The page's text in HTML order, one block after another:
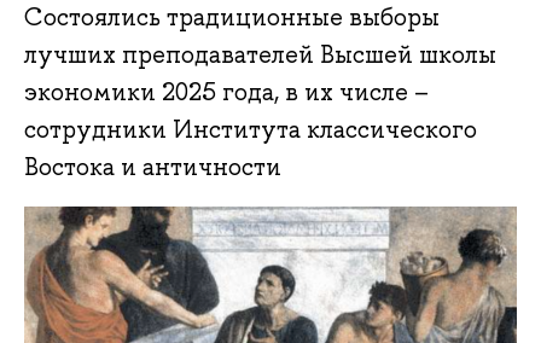
Состоялись традиционные выборы
лучших преподавателей Высшей школы
экономики 2025 года, в их числе –
сотрудники Института классического
Востока и античности